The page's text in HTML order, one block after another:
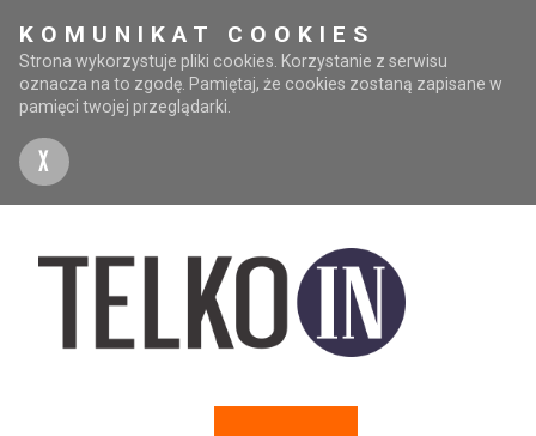
KOMUNIKAT COOKIES
Strona wykorzystuje pliki cookies. Korzystanie z serwisu
oznacza na to zgodę. Pamiętaj, że cookies zostaną zapisane w
pamięci twojej przeglądarki.
X